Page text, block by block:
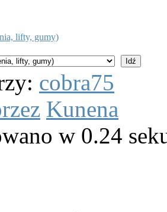
lifty, gumy)
cobra75
Kunena
w 0.24